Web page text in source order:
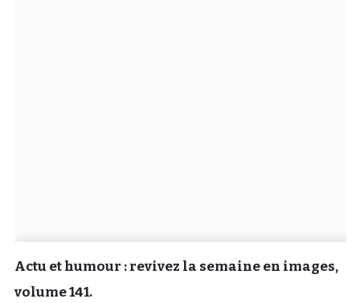
Actu et humour : revivez la semaine en images,
volume 141.